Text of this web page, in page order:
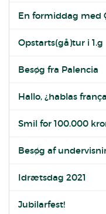
En formiddag med
Opstarts(gå)tur i 1.g
Besøg fra Palencia
Hallo, ¿hablas
Smil for 100.000
Besøg af
Idrætsdag 2021
Jubilarfest!